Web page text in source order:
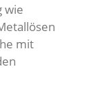
wie
mit